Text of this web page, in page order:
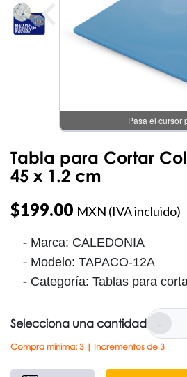
Pasa el cursor
Tabla para Cortar
45 x 1.2 cm
$199.00 MXN (IVA incluido)
Marca: CALEDONIA
Modelo: TAPACO-12A
Categoría: Tablas para
Selecciona una cantidad
Compra mínima: 3 | Incrementos de 3